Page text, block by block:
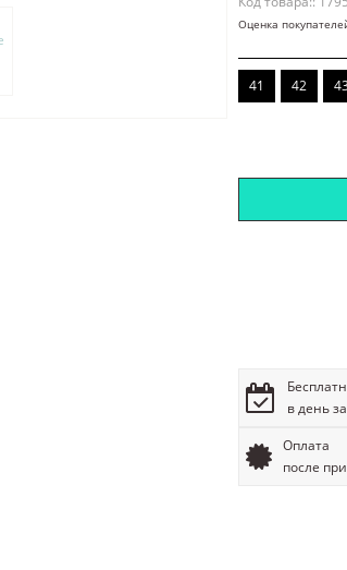
Оценка
41 42
в день
Оплата
после